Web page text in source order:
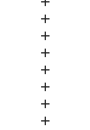






